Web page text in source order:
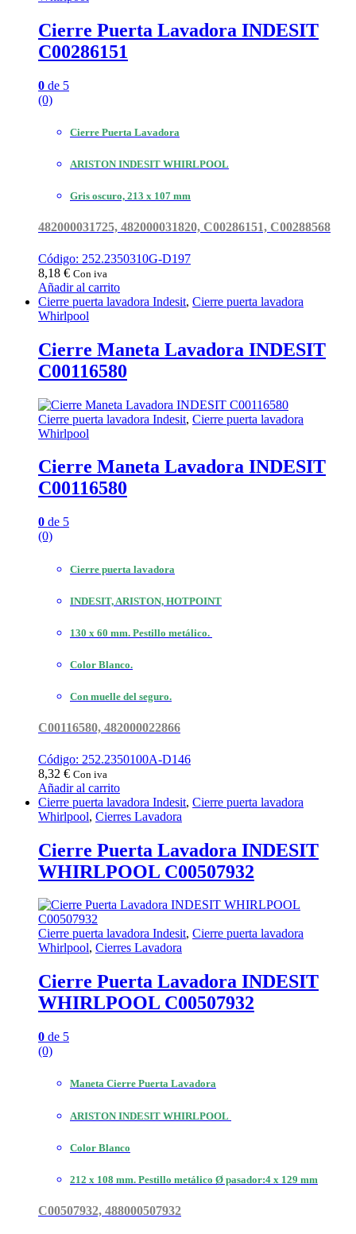
Cierre Puerta Lavadora INDESIT
C00286151
0 de 5
(0)
Cierre Puerta Lavadora
ARISTON INDESIT WHIRLPOOL
Gris oscuro, 213 x 107 mm
482000031725, 482000031820, C00286151, C00288568
Código: 252.2350310G-D197
8,18 € Con iva
Añadir al carrito
Cierre puerta lavadora Indesit, Cierre puerta lavadora
Whirlpool
Cierre Maneta Lavadora INDESIT
C00116580
Cierre puerta lavadora Indesit, Cierre puerta lavadora
Whirlpool
Cierre Maneta Lavadora INDESIT
C00116580
0 de 5
(0)
Cierre puerta lavadora
INDESIT, ARISTON, HOTPOINT
130 x 60 mm. Pestillo metálico.
Color Blanco.
Con muelle del seguro.
C00116580, 482000022866
Código: 252.2350100A-D146
8,32 € Con iva
Añadir al carrito
Cierre puerta lavadora Indesit, Cierre puerta lavadora
Whirlpool, Cierres Lavadora
Cierre Puerta Lavadora INDESIT
WHIRLPOOL C00507932
Cierre puerta lavadora Indesit, Cierre puerta lavadora
Whirlpool, Cierres Lavadora
Cierre Puerta Lavadora INDESIT
WHIRLPOOL C00507932
0 de 5
(0)
Maneta Cierre Puerta Lavadora
ARISTON INDESIT WHIRLPOOL
Color Blanco
212 x 108 mm. Pestillo metálico Ø pasador:4 x 129 mm
C00507932, 488000507932